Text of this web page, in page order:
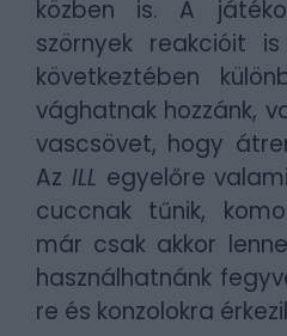
közben is. A
szörnyek reakcióit
következtében
vághatnak hozzánk,
vascsövet, hogy
Az ILL egyelőre
cuccnak tűnik,
már csak akkor
használhatnánk
re és konzolokra